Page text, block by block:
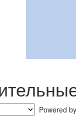
Powered by